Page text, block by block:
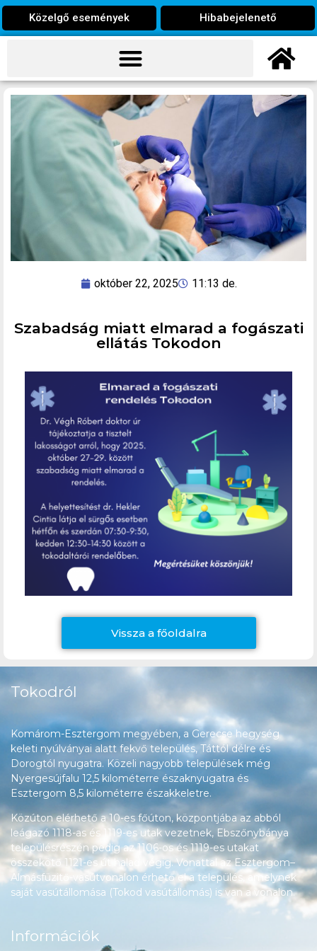
Közelgő események Hibabejelenető
október 22, 2025 11:13 de.
Szabadság miatt elmarad a fogászati
ellátás Tokodon
Vissza a főoldalra
Tokodról
Komárom-Esztergom megyében, a Gerecse hegység
keleti nyúlványai alatt fekvő település, Táttól délre és
Dorogtól nyugatra. Közeli nagyobb települések még
Nyergesújfalu 12,5 kilométerre északnyugatra és
Esztergom 8,5 kilométerre északkeletre.
Közúton elérhető a 10-es főúton, központjába az abból
leágazó 1118-as és 1119-es utak vezetnek, Ebszőnybánya
településrészén pedig az 1106-os és 1119-es utakat
összekötő 1121-es út halad végig. Vonattal az Esztergom–
Almásfüzitő-vasútvonalon érhető el a település, amelynek
saját vasútállomása (Tokod vasútállomás) is van a vonalon.
Információk